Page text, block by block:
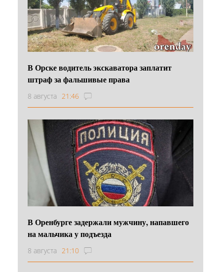
В Орске водитель экскаватора заплатит
штраф за фальшивые права
8 августа 21:46
В Оренбурге задержали мужчину, напавшего
на мальчика у подъезда
8 августа 21:10